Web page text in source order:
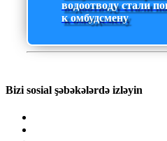
водоотводу стали
к омбудсмену
Bizi sosial şəbəkələrdə izləyin